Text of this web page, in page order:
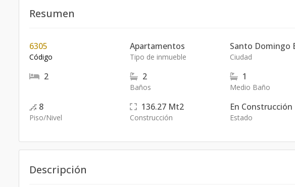
Resumen
6305
Código
Apartamentos
Tipo de inmueble
Santo Domingo
Ciudad
2 2
Baños
1
Medio Baño
8
Piso/Nivel
136.27 Mt2
Construcción
En Construcción
Estado
Descripción